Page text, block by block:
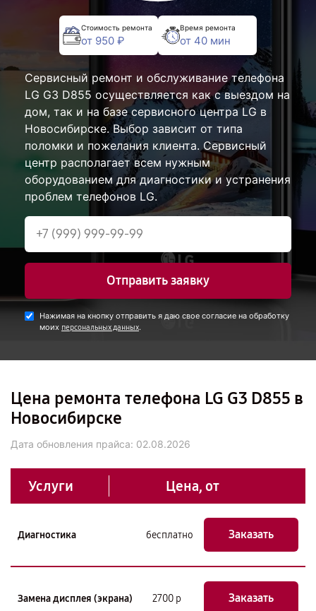
Стоимость ремонта
от 950 ₽
Время ремонта
от 40 мин
Сервисный ремонт и обслуживание телефона
LG G3 D855 осуществляется как с выездом на
дом, так и на базе сервисного центра LG в
Новосибирске. Выбор зависит от типа
поломки и пожелания клиента. Сервисный
центр располагает всем нужным
оборудованием для диагностики и устранения
проблем телефонов LG.
Отправить заявку
Нажимая на кнопку отправить я даю свое согласие на обработку
моих персональных данных.
Цена ремонта телефона LG G3 D855 в
Новосибирске
Дата обновления прайса: 02.08.2026
Услуги Цена, от
Диагностика бесплатно Заказать
Замена дисплея (экрана) 2700 р Заказать